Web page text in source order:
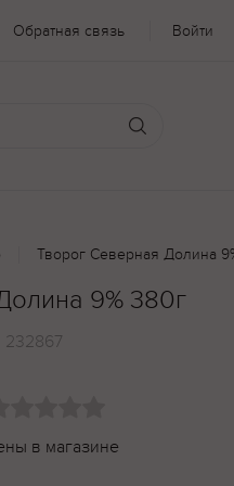
Обратная связь Войти
Творог Северная Долина
9% 380г
232867
в магазине